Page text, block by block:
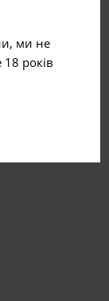
ми не
років